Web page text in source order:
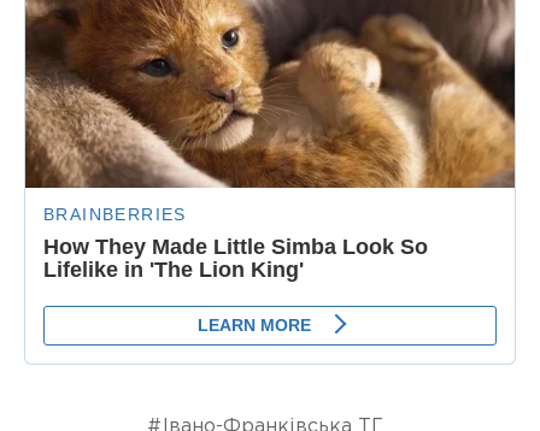
Івано-Франківська ТГ